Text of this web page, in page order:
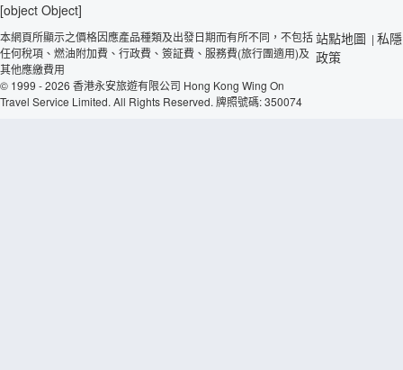
[object Object]
本網頁所顯示之價格因應產品種類及出發日期而有所不同，不包括
任何稅項、燃油附加費、行政費、簽証費、服務費(旅行團適用)及
其他應繳費用
© 1999 - 2026 香港永安旅遊有限公司 Hong Kong Wing On
Travel Service Limited. All Rights Reserved. 牌照號碼: 350074
站點地圖 | 私隱
政策